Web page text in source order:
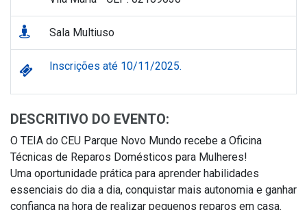
Sala Multiuso
Inscrições até 10/11/2025.
DESCRITIVO DO EVENTO:
O TEIA do CEU Parque Novo Mundo recebe a Oficina
Técnicas de Reparos Domésticos para Mulheres!
Uma oportunidade prática para aprender habilidades
essenciais do dia a dia, conquistar mais autonomia e ganhar
confiança na hora de realizar pequenos reparos em casa.